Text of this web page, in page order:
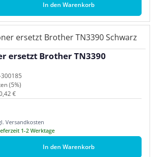
In den Warenkorb
ersetzt Brother TN3390
(5%)
€
Versandkosten
1-2 Werktage
In den Warenkorb